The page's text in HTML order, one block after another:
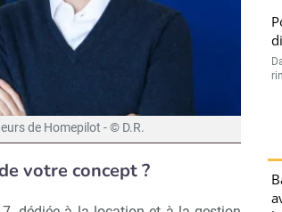
de Homepilot - © D.R.
votre concept ?